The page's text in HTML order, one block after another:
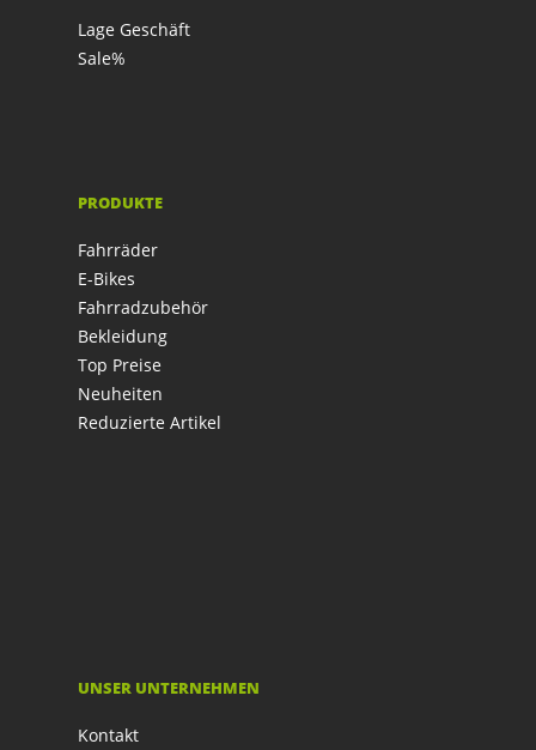
Lage Geschäft
Sale%
PRODUKTE
Fahrräder
E-Bikes
Fahrradzubehör
Bekleidung
Top Preise
Neuheiten
Reduzierte Artikel
UNSER UNTERNEHMEN
Kontakt